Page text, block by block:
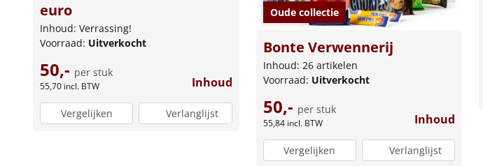
euro
Inhoud: Verrassing!
Voorraad: Uitverkocht
50,- per stuk
55,70 incl. BTW Inhoud
Vergelijken Verlanglijst
Oude collectie
Bonte Verwennerij
Inhoud: 26 artikelen
Voorraad: Uitverkocht
50,- per stuk
55,84 incl. BTW Inhoud
Vergelijken Verlanglijst